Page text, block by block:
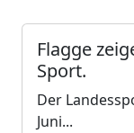
Flagge
Sport.
Der
Juni...